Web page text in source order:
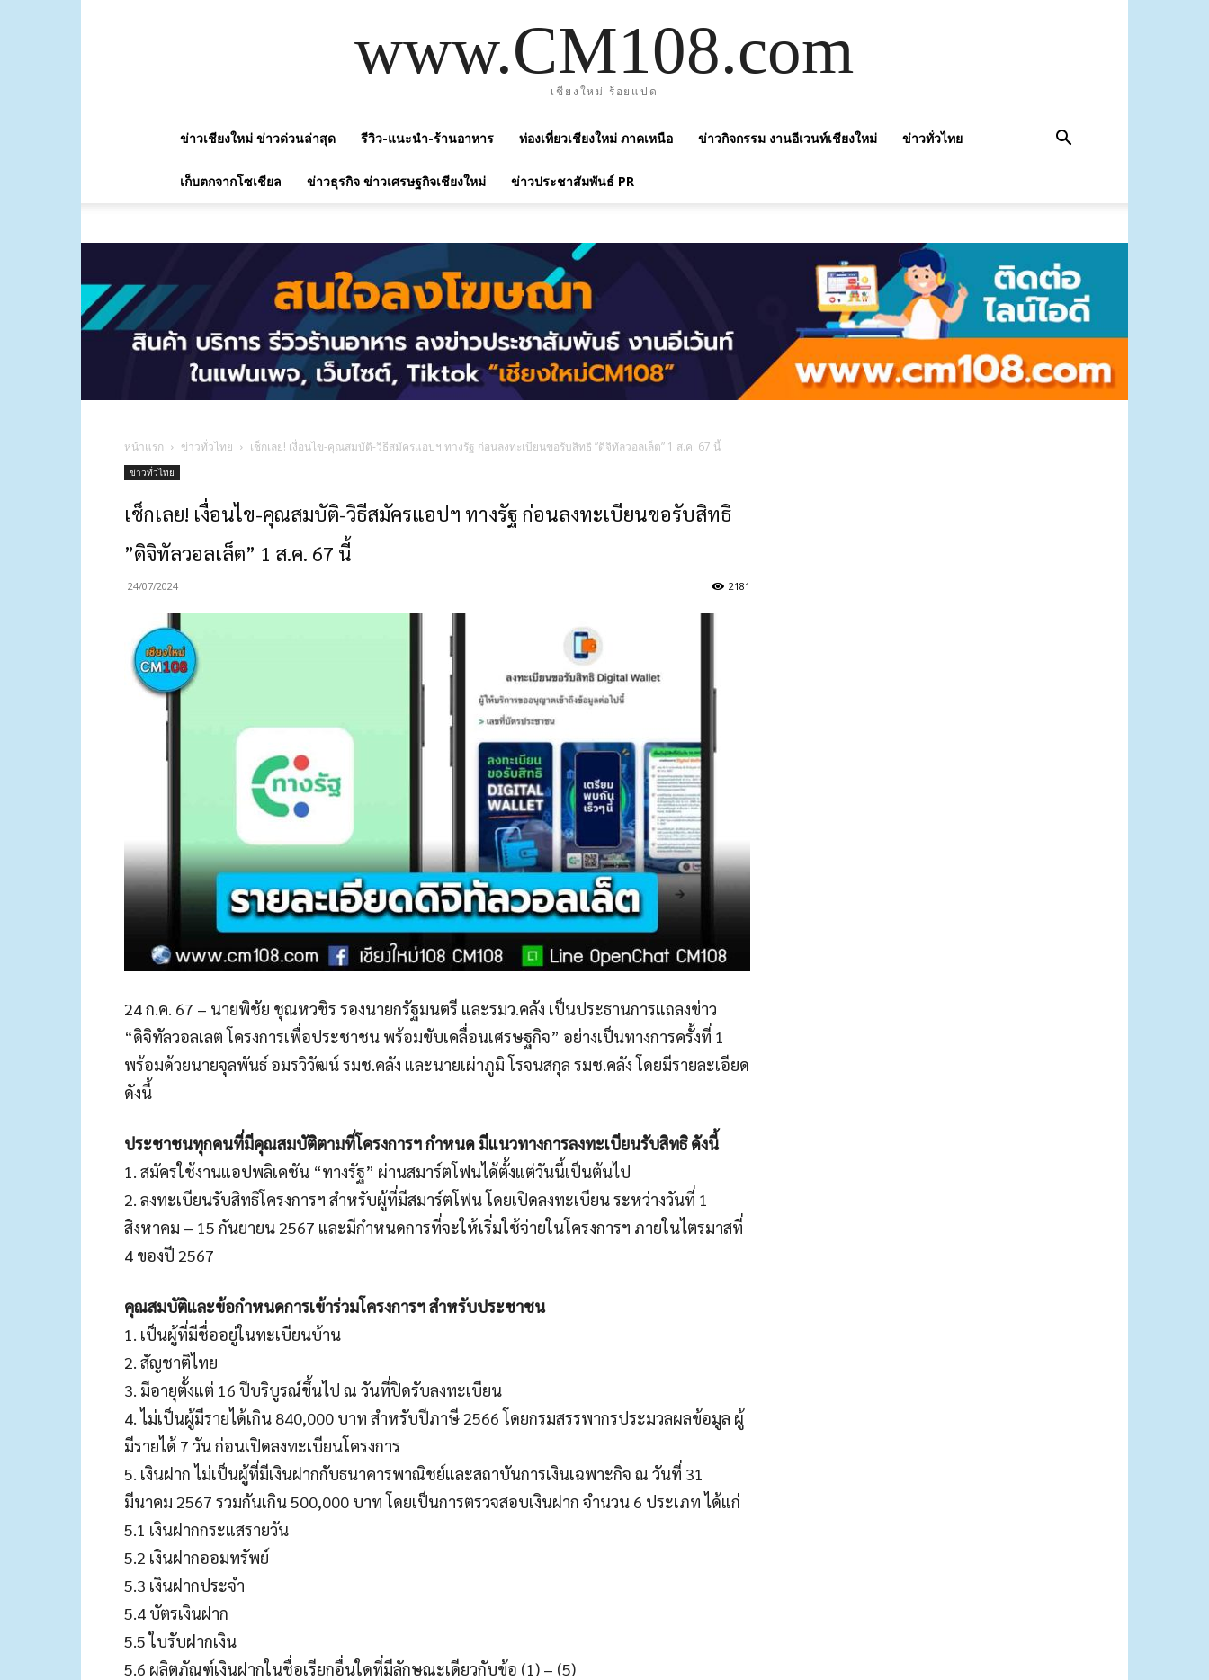
www.CM108.com
เชียงใหม่ ร้อยแปด
ข่าวเชียงใหม่ ข่าวด่วนล่าสุด รีวิว-แนะนำ-ร้านอาหาร ท่องเที่ยวเชียงใหม่ ภาคเหนือ ข่าวกิจกรรม งานอีเวนท์เชียงใหม่ ข่าวทั่วไทย
เก็บตกจากโซเชียล ข่าวธุรกิจ ข่าวเศรษฐกิจเชียงใหม่ ข่าวประชาสัมพันธ์ PR
หน้าแรก ข่าวทั่วไทย เช็กเลย! เงื่อนไข-คุณสมบัติ-วิธีสมัครแอปฯ ทางรัฐ ก่อนลงทะเบียนขอรับสิทธิ ”ดิจิทัลวอลเล็ต” 1 ส.ค. 67 นี้
ข่าวทั่วไทย
เช็กเลย! เงื่อนไข-คุณสมบัติ-วิธีสมัครแอปฯ ทางรัฐ ก่อนลงทะเบียนขอรับสิทธิ
”ดิจิทัลวอลเล็ต” 1 ส.ค. 67 นี้
24/07/2024 2181
24 ก.ค. 67 – นายพิชัย ชุณหวชิร รองนายกรัฐมนตรี และรมว.คลัง เป็นประธานการแถลงข่าว
“ดิจิทัลวอลเลต โครงการเพื่อประชาชน พร้อมขับเคลื่อนเศรษฐกิจ” อย่างเป็นทางการครั้งที่ 1
พร้อมด้วยนายจุลพันธ์ อมรวิวัฒน์ รมช.คลัง และนายเผ่าภูมิ โรจนสกุล รมช.คลัง โดยมีรายละเอียด
ดังนี้
ประชาชนทุกคนที่มีคุณสมบัติตามที่โครงการฯ กำหนด มีแนวทางการลงทะเบียนรับสิทธิ ดังนี้
1. สมัครใช้งานแอปพลิเคชัน “ทางรัฐ” ผ่านสมาร์ตโฟนได้ตั้งแต่วันนี้เป็นต้นไป
2. ลงทะเบียนรับสิทธิโครงการฯ สำหรับผู้ที่มีสมาร์ตโฟน โดยเปิดลงทะเบียน ระหว่างวันที่ 1
สิงหาคม – 15 กันยายน 2567 และมีกำหนดการที่จะให้เริ่มใช้จ่ายในโครงการฯ ภายในไตรมาสที่
4 ของปี 2567
คุณสมบัติและข้อกำหนดการเข้าร่วมโครงการฯ สำหรับประชาชน
1. เป็นผู้ที่มีชื่ออยู่ในทะเบียนบ้าน
2. สัญชาติไทย
3. มีอายุตั้งแต่ 16 ปีบริบูรณ์ขึ้นไป ณ วันที่ปิดรับลงทะเบียน
4. ไม่เป็นผู้มีรายได้เกิน 840,000 บาท สำหรับปีภาษี 2566 โดยกรมสรรพากรประมวลผลข้อมูล ผู้
มีรายได้ 7 วัน ก่อนเปิดลงทะเบียนโครงการ
5. เงินฝาก ไม่เป็นผู้ที่มีเงินฝากกับธนาคารพาณิชย์และสถาบันการเงินเฉพาะกิจ ณ วันที่ 31
มีนาคม 2567 รวมกันเกิน 500,000 บาท โดยเป็นการตรวจสอบเงินฝาก จำนวน 6 ประเภท ได้แก่
5.1 เงินฝากกระแสรายวัน
5.2 เงินฝากออมทรัพย์
5.3 เงินฝากประจำ
5.4 บัตรเงินฝาก
5.5 ใบรับฝากเงิน
5.6 ผลิตภัณฑ์เงินฝากในชื่อเรียกอื่นใดที่มีลักษณะเดียวกับข้อ (1) – (5)